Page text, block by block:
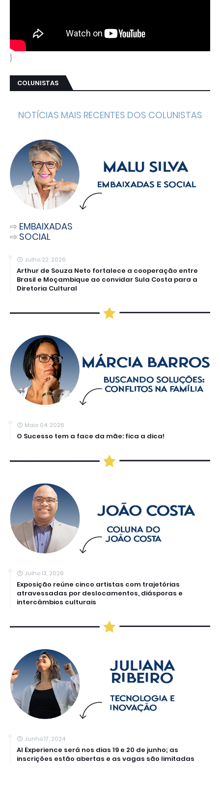
}
COLUNISTAS
NOTÍCIAS MAIS RECENTES DOS COLUNISTAS
⇨ EMBAIXADAS
⇨ SOCIAL
Julho 22, 2026
Arthur de Souza Neto fortalece a cooperação entre
Brasil e Moçambique ao convidar Sula Costa para a
Diretoria Cultural
Maio 04, 2026
O Sucesso tem a face da mãe: fica a dica!
Julho 13, 2026
Exposição reúne cinco artistas com trajetórias
atravessadas por deslocamentos, diásporas e
intercâmbios culturais
Junho 17, 2024
AI Experience será nos dias 19 e 20 de junho; as
inscrições estão abertas e as vagas são limitadas